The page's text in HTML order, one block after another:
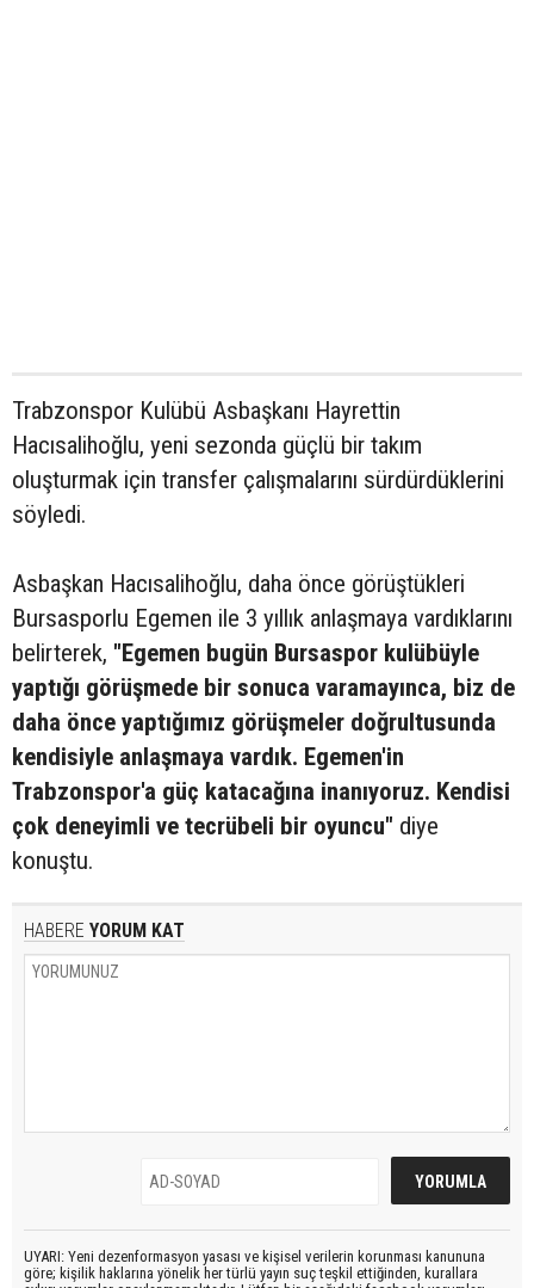
Trabzonspor Kulübü Asbaşkanı Hayrettin
Hacısalihoğlu, yeni sezonda güçlü bir takım
oluşturmak için transfer çalışmalarını sürdürdüklerini
söyledi.
Asbaşkan Hacısalihoğlu, daha önce görüştükleri
Bursasporlu Egemen ile 3 yıllık anlaşmaya vardıklarını
belirterek, "Egemen bugün Bursaspor kulübüyle
yaptığı görüşmede bir sonuca varamayınca, biz de
daha önce yaptığımız görüşmeler doğrultusunda
kendisiyle anlaşmaya vardık. Egemen'in
Trabzonspor'a güç katacağına inanıyoruz. Kendisi
çok deneyimli ve tecrübeli bir oyuncu" diye
konuştu.
HABERE YORUM KAT
UYARI: Yeni dezenformasyon yasası ve kişisel verilerin korunması kanununa
göre; kişilik haklarına yönelik her türlü yayın suç teşkil ettiğinden, kurallara